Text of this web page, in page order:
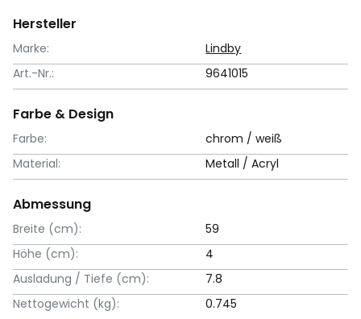
Hersteller
Marke:
Lindby
Art.-Nr.:
9641015
Farbe & Design
Farbe:
chrom / weiß
Material:
Metall / Acryl
Abmessung
Breite (cm):
59
Höhe (cm):
4
Ausladung / Tiefe (cm):
7.8
Nettogewicht (kg):
0.745